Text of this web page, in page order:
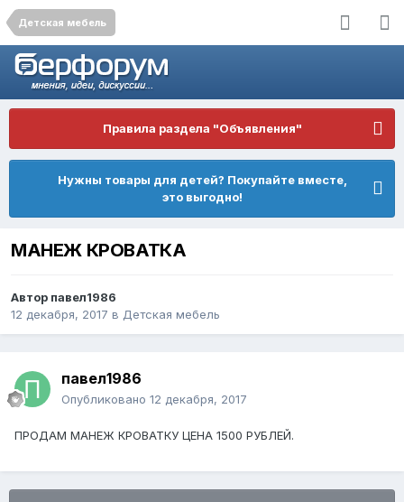
Детская мебель
Правила раздела "Объявления"
Нужны товары для детей? Покупайте вместе,
это выгодно!
МАНЕЖ КРОВАТКА
Автор павел1986
12 декабря, 2017 в Детская мебель
павел1986
Опубликовано 12 декабря, 2017
ПРОДАМ МАНЕЖ КРОВАТКУ ЦЕНА 1500 РУБЛЕЙ.